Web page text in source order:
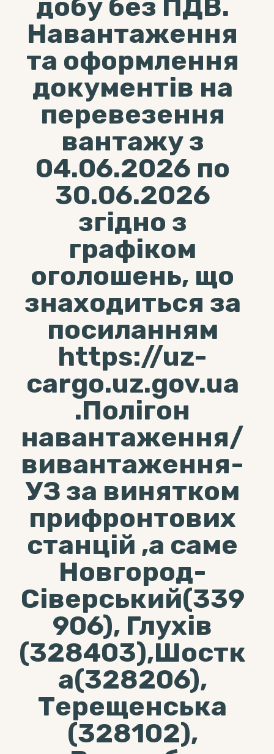
добу без ПДВ.
Навантаження
та оформлення
документів на
перевезення
вантажу з
04.06.2026 по
30.06.2026
згідно з
графіком
оголошень, що
знаходиться за
посиланням
https://uz-
cargo.uz.gov.ua
.Полігон
навантаження/
вивантаження-
УЗ за винятком
прифронтових
станцій ,а саме
Новгород-
Сіверський(339
906), Глухів
(328403),Шостк
а(328206),
Терещенська
(328102),